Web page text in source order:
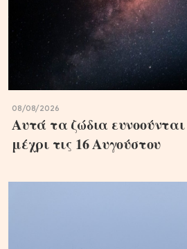
08/08/2026
Aυτά τα ζώδια
μέχρι τις 16 Αυγούστου